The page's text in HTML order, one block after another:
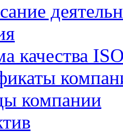
качества
компании